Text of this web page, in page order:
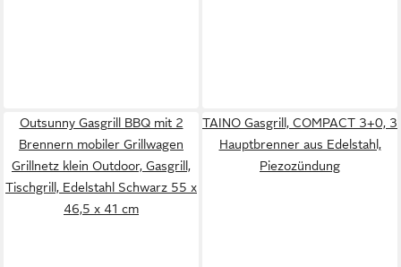
Outsunny Gasgrill BBQ mit 2
Brennern mobiler Grillwagen
Grillnetz klein Outdoor, Gasgrill,
Tischgrill, Edelstahl Schwarz 55 x
46,5 x 41 cm
TAINO Gasgrill, COMPACT 3+0, 3
Hauptbrenner aus Edelstahl,
Piezozündung